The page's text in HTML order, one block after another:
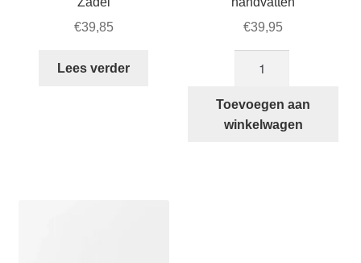
€39,85
Lees verder
€39,95
STRIDA
handvatten
Toevoegen aan
winkelwagen